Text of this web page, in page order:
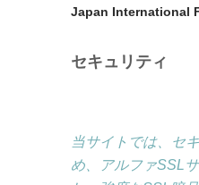
Japan International
セキュリティ
当サイトでは、セ
め、アルファSSL